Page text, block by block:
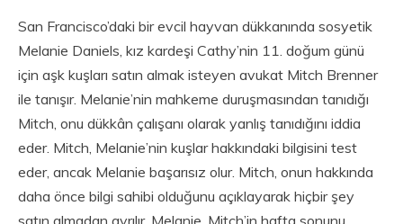
San Francisco’daki bir evcil hayvan dükkanında sosyetik
Melanie Daniels, kız kardeşi Cathy’nin 11. doğum günü
için aşk kuşları satın almak isteyen avukat Mitch Brenner
ile tanışır. Melanie’nin mahkeme duruşmasından tanıdığı
Mitch, onu dükkân çalışanı olarak yanlış tanıdığını iddia
eder. Mitch, Melanie’nin kuşlar hakkındaki bilgisini test
eder, ancak Melanie başarısız olur. Mitch, onun hakkında
daha önce bilgi sahibi olduğunu açıklayarak hiçbir şey
satın almadan ayrılır. Melanie, Mitch’in hafta sonunu